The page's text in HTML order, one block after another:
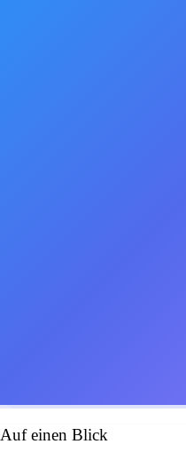
Auf einen Blick